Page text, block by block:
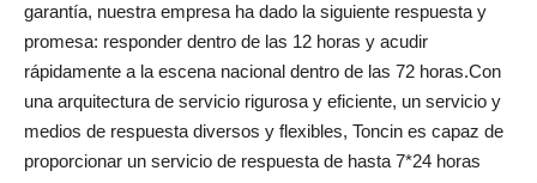
garantía, nuestra empresa ha dado la siguiente respuesta y
promesa: responder dentro de las 12 horas y acudir
rápidamente a la escena nacional dentro de las 72 horas.Con
una arquitectura de servicio rigurosa y eficiente, un servicio y
medios de respuesta diversos y flexibles, Toncin es capaz de
proporcionar un servicio de respuesta de hasta 7*24 horas